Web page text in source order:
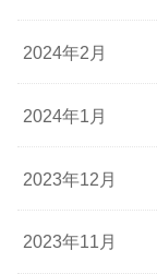
2024年2月
2024年1月
2023年12月
2023年11月